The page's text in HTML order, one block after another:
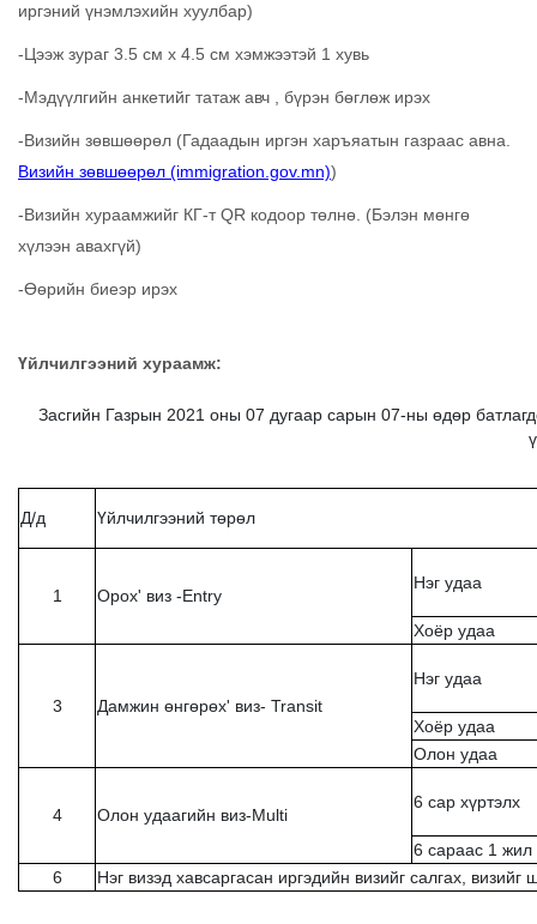
иргэний үнэмлэхийн хуулбар)
-Цээж зураг 3.5 см x 4.5 см хэмжээтэй 1 хувь
-Мэдүүлгийн анкетийг татаж авч , бүрэн бөглөж ирэх
-Визийн зөвшөөрөл (Гадаадын иргэн харъяатын газраас авна.
Визийн зөвшөөрөл (immigration.gov.mn))
-Визийн хураамжийг КГ-т QR кодоор төлнө. (Бэлэн мөнгө
хүлээн авахгүй)
-Өөрийн биеэр ирэх
Үйлчилгээний хураамж:
Засгийн Газрын 2021 оны 07 дугаар сарын 07-ны өдөр
Д/д Үйлчилгээний төрөл
1 Орох' виз -Entry
Нэг удаа
Хоёр удаа
3 Дамжин өнгөрөх' виз- Transit
Нэг удаа
Хоёр удаа
Олон удаа
4 Олон удаагийн виз-Multi
6 сар хүртэлх
6 сараас 1 жил
6
Нэг визэд хавсаргасан иргэдийн визийг салгах, визийг